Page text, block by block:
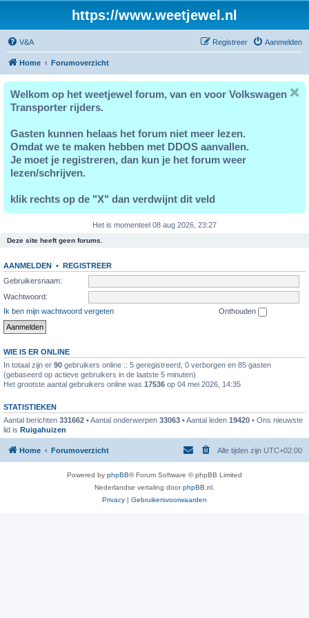
https://www.weetjewel.nl
V&A Aanmelden
Registreer
Home Forumoverzicht
Welkom op het weetjewel forum, van en voor Volkswagen
Transporter rijders.
Gasten kunnen helaas het forum niet meer lezen.
Omdat we te maken hebben met DDOS aanvallen.
Je moet je registreren, dan kun je het forum weer
lezen/schrijven.
klik rechts op de "X" dan verdwijnt dit veld
Het is momenteel 08 aug 2026, 23:27
Deze site heeft geen forums.
AANMELDEN • REGISTREER
Gebruikersnaam:
Wachtwoord:
Ik ben mijn wachtwoord vergeten
Onthouden
WIE IS ER ONLINE
In totaal zijn er 90 gebruikers online :: 5 geregistreerd, 0 verborgen en 85 gasten
(gebaseerd op actieve gebruikers in de laatste 5 minuten)
Het grootste aantal gebruikers online was 17536 op 04 mei 2026, 14:35
STATISTIEKEN
Aantal berichten 331662 • Aantal onderwerpen 33063 • Aantal leden 19420 • Ons nieuwste
lid is Ruigahuizen
Home Forumoverzicht Alle tijden zijn UTC+02:00
Powered by phpBB® Forum Software © phpBB Limited
Nederlandse vertaling doorphpBB.nl
Privacy | Gebruikersvoorwaarden